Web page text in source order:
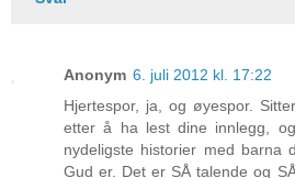
Anonym 6. juli 2012 kl. 17:22
Hjertespor, ja, og øyespor.
etter å ha lest dine innlegg,
nydeligste historier med barna
Gud er. Det er SÅ talende og